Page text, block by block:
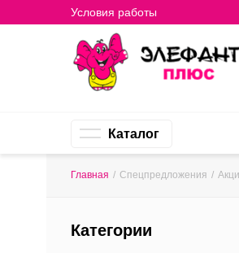
Условия работы
Каталог
Главная / Спецпредложения /
Категории